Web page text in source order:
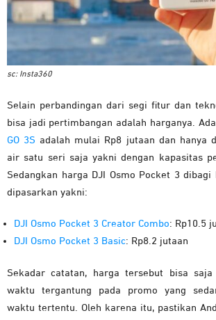
sc: Insta360
Selain perbandingan dari segi fitur dan
bisa jadi pertimbangan adalah harganya.
GO 3S adalah mulai Rp8 jutaan dan hanya
air satu seri saja yakni dengan kapasitas
Sedangkan harga DJI Osmo Pocket 3
dipasarkan yakni:
DJI Osmo Pocket 3 Creator Combo: Rp10.5
DJI Osmo Pocket 3 Basic: Rp8.2 jutaan
Sekadar catatan, harga tersebut bisa
waktu tergantung pada promo yang
waktu tertentu. Oleh karena itu, pastikan